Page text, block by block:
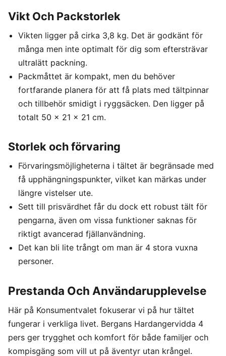
Vikt Och Packstorlek
Vikten ligger på cirka 3,8 kg. Det är godkänt för
många men inte optimalt för dig som eftersträvar
ultralätt packning.
Packmåttet är kompakt, men du behöver
fortfarande planera för att få plats med tältpinnar
och tillbehör smidigt i ryggsäcken. Den ligger på
totalt 50 x 21 x 21 cm.
Storlek och förvaring
Förvaringsmöjligheterna i tältet är begränsade med
få upphängningspunkter, vilket kan märkas under
längre vistelser ute.
Sett till prisvärdhet får du dock ett robust tält för
pengarna, även om vissa funktioner saknas för
riktigt avancerad fjällanvändning.
Det kan bli lite trångt om man är 4 stora vuxna
personer.
Prestanda Och Användarupplevelse
Här på Konsumentvalet fokuserar vi på hur tältet
fungerar i verkliga livet. Bergans Hardangervidda 4
pers ger trygghet och komfort för både familjer och
kompisgäng som vill ut på äventyr utan krångel.